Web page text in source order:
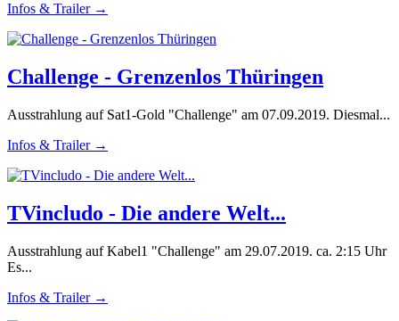
Infos & Trailer →
Challenge - Grenzenlos Thüringen
Ausstrahlung auf Sat1-Gold "Challenge" am 07.09.2019. Diesmal...
Infos & Trailer →
TVincludo - Die andere Welt...
Ausstrahlung auf Kabel1 "Challenge" am 29.07.2019. ca. 2:15 Uhr
Es...
Infos & Trailer →